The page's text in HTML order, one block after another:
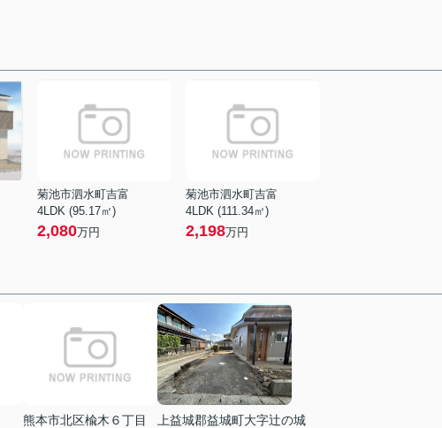
菊池市泗水町吉富
4LDK (95.17㎡)
2,080万円
菊池市泗水町吉富
4LDK (111.34㎡)
2,198万円
熊本市北区楡木６丁目
上益城郡益城町大字辻の城